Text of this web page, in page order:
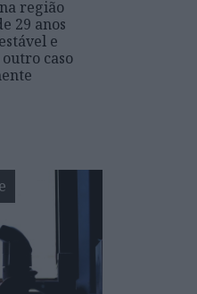
região
29 anos
e
caso